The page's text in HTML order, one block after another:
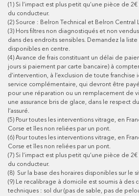
(1) Si l’impact est plus petit qu’une pièce de
du conducteur.
(2) Source : Belron Technical et Belron Central
(3) Hors filtres non diagnostiqués et non
dans des endroits sensibles. Demandez la
disponibles en centre.
(4) Avance de frais constituant un délai de
jours si paiement par carte bancaire) à
d’intervention, à l’exclusion de toute
service complémentaire, qui devront être
pour une réparation ou un remplacement de
une assurance bris de glace, dans le respect
l’assuré.
(5) Pour toutes les interventions vitrage, en
Corse et îles non reliées par un pont.
(6) Pour toutes les interventions vitrage, en
Corse et îles non reliées par un pont.
(7) Si l’impact est plus petit qu’une pièce de
du conducteur.
(8) Sur la base des horaires disponibles sur le
(9) Le recalibrage à domicile est soumis à des
techniques : sol dur (pas de sable, pas de